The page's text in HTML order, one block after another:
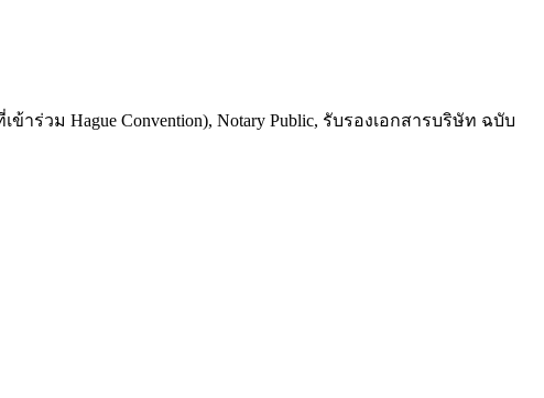
วม Hague Convention), Notary Public, รับรองเอกสารบริษัท ฉบับ